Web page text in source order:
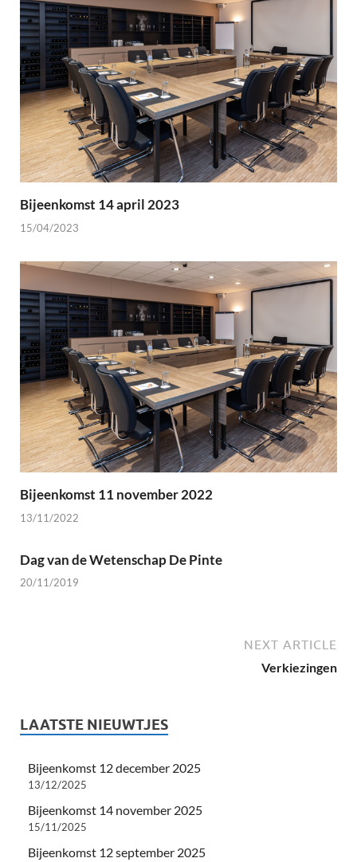
Bijeenkomst 14 april 2023
15/04/2023
Bijeenkomst 11 november 2022
13/11/2022
Dag van de Wetenschap De Pinte
20/11/2019
NEXT ARTICLE
Verkiezingen
LAATSTE NIEUWTJES
Bijeenkomst 12 december 2025
13/12/2025
Bijeenkomst 14 november 2025
15/11/2025
Bijeenkomst 12 september 2025